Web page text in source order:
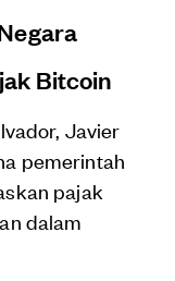
Bitcoin
Javier
pemerintah
pajak
dalam